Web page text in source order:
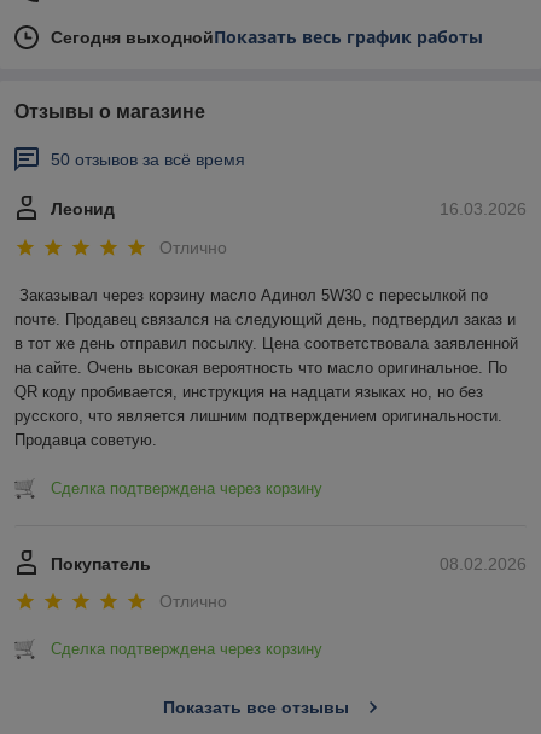
Сегодня выходнойПоказать весь график работы
Отзывы о магазине
50 отзывов за всё время
16.03.2026
Леонид
Отлично
Заказывал через корзину масло Адинол 5W30 с пересылкой по
почте. Продавец связался на следующий день, подтвердил заказ и
в тот же день отправил посылку. Цена соответствовала заявленной
на сайте. Очень высокая вероятность что масло оригинальное. По
QR коду пробивается, инструкция на надцати языках но, но без
русского, что является лишним подтверждением оригинальности.
Продавца советую.
Сделка подтверждена через корзину
08.02.2026
Покупатель
Отлично
Сделка подтверждена через корзину
Показать все отзывы